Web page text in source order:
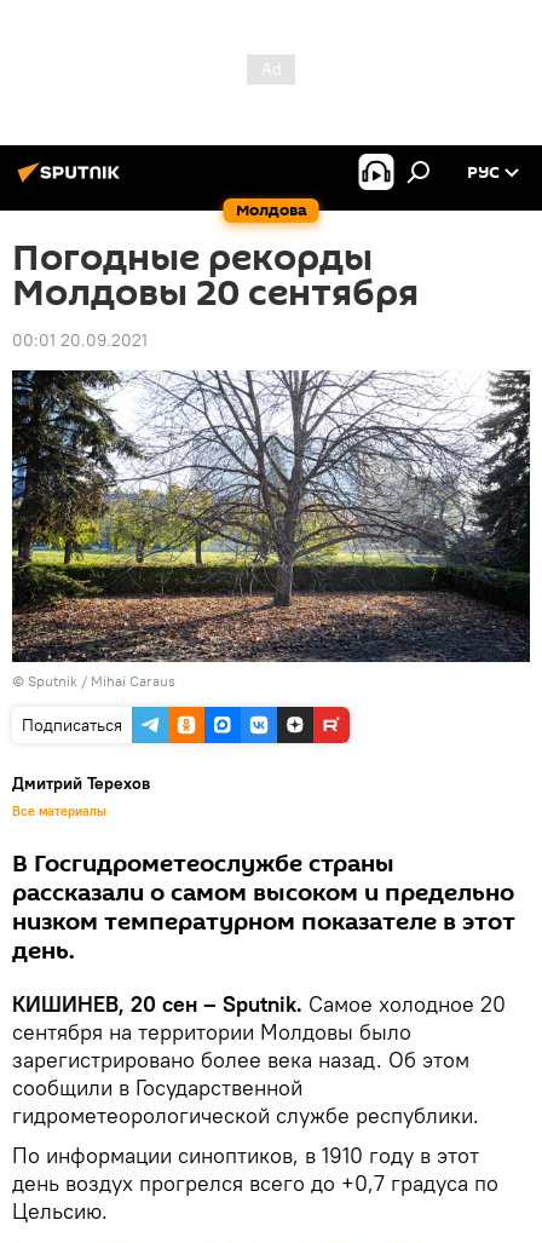
Молдова
РУС
Погодные рекорды
Молдовы 20 сентября
00:01 20.09.2021
© Sputnik / Mihai Caraus
Подписаться
Дмитрий Терехов
Все материалы
В Госгидрометеослужбе страны
рассказали о самом высоком и предельно
низком температурном показателе в этот
день.
КИШИНЕВ, 20 сен – Sputnik. Самое холодное 20
сентября на территории Молдовы было
зарегистрировано более века назад. Об этом
сообщили в Государственной
гидрометеорологической службе республики.
По информации синоптиков, в 1910 году в этот
день воздух прогрелся всего до +0,7 градуса по
Цельсию.